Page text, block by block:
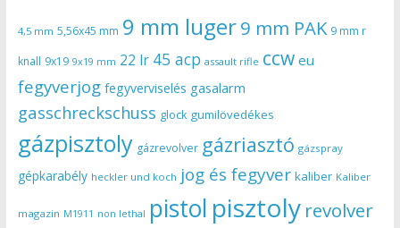
4,5 mm 5,56x45 mm 9 mm luger9 mm PAK 9 mm r
knall 9x19 9x19 mm 22 lr 45 acp assault rifle ccw eu
fegyverjog fegyverviselés gasalarm
gasschreckschuss glock gumilövedékes
gázpisztoly gázrevolver gázriasztó gázspray
gépkarabély heckler und koch jog és fegyver kaliber Kaliber
magazin M1911 non lethal pistol pisztoly revolver